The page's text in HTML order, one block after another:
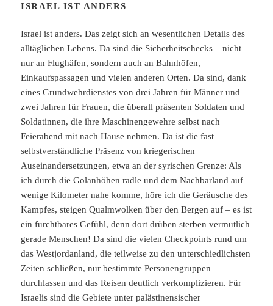
ISRAEL IST ANDERS
Israel ist anders. Das zeigt sich an wesentlichen Details des
alltäglichen Lebens. Da sind die Sicherheitschecks – nicht
nur an Flughäfen, sondern auch an Bahnhöfen,
Einkaufspassagen und vielen anderen Orten. Da sind, dank
eines Grundwehrdienstes von drei Jahren für Männer und
zwei Jahren für Frauen, die überall präsenten Soldaten und
Soldatinnen, die ihre Maschinengewehre selbst nach
Feierabend mit nach Hause nehmen. Da ist die fast
selbstverständliche Präsenz von kriegerischen
Auseinandersetzungen, etwa an der syrischen Grenze: Als
ich durch die Golanhöhen radle und dem Nachbarland auf
wenige Kilometer nahe komme, höre ich die Geräusche des
Kampfes, steigen Qualmwolken über den Bergen auf – es ist
ein furchtbares Gefühl, denn dort drüben sterben vermutlich
gerade Menschen! Da sind die vielen Checkpoints rund um
das Westjordanland, die teilweise zu den unterschiedlichsten
Zeiten schließen, nur bestimmte Personengruppen
durchlassen und das Reisen deutlich verkomplizieren. Für
Israelis sind die Gebiete unter palästinensischer